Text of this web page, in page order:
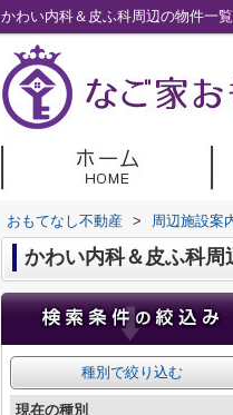
かわい内科＆皮ふ科周辺の物件一
おもてなし不動産 > 周辺施設案
かわい内科＆皮ふ科周
種別で絞り込む
現在の種別